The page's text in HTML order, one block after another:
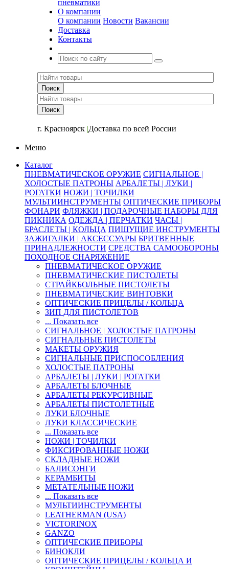
пневматики
О компании
О компании Новости Вакансии
Доставка
Контакты
г. Красноярск |Доставка по всей России
Меню
Каталог
ПНЕВМАТИЧЕСКОЕ ОРУЖИЕ СИГНАЛЬНОЕ |
ХОЛОСТЫЕ ПАТРОНЫ АРБАЛЕТЫ | ЛУКИ |
РОГАТКИ НОЖИ | ТОЧИЛКИ
МУЛЬТИИНСТРУМЕНТЫ ОПТИЧЕСКИЕ ПРИБОРЫ
ФОНАРИ ФЛЯЖКИ | ПОДАРОЧНЫЕ НАБОРЫ ДЛЯ
ПИКНИКА ОДЕЖДА | ПЕРЧАТКИ ЧАСЫ |
БРАСЛЕТЫ | КОЛЬЦА ПИШУЩИЕ ИНСТРУМЕНТЫ
ЗАЖИГАЛКИ | АКСЕССУАРЫ БРИТВЕННЫЕ
ПРИНАДЛЕЖНОСТИ СРЕДСТВА САМООБОРОНЫ
ПОХОДНОЕ СНАРЯЖЕНИЕ
ПНЕВМАТИЧЕСКОЕ ОРУЖИЕ
ПНЕВМАТИЧЕСКИЕ ПИСТОЛЕТЫ
СТРАЙКБОЛЬНЫЕ ПИСТОЛЕТЫ
ПНЕВМАТИЧЕСКИЕ ВИНТОВКИ
ОПТИЧЕСКИЕ ПРИЦЕЛЫ / КОЛЬЦА
ЗИП ДЛЯ ПИСТОЛЕТОВ
... Показать все
СИГНАЛЬНОЕ | ХОЛОСТЫЕ ПАТРОНЫ
СИГНАЛЬНЫЕ ПИСТОЛЕТЫ
МАКЕТЫ ОРУЖИЯ
СИГНАЛЬНЫЕ ПРИСПОСОБЛЕНИЯ
ХОЛОСТЫЕ ПАТРОНЫ
АРБАЛЕТЫ | ЛУКИ | РОГАТКИ
АРБАЛЕТЫ БЛОЧНЫЕ
АРБАЛЕТЫ РЕКУРСИВНЫЕ
АРБАЛЕТЫ ПИСТОЛЕТНЫЕ
ЛУКИ БЛОЧНЫЕ
ЛУКИ КЛАССИЧЕСКИЕ
... Показать все
НОЖИ | ТОЧИЛКИ
ФИКСИРОВАННЫЕ НОЖИ
СКЛАДНЫЕ НОЖИ
БАЛИСОНГИ
КЕРАМБИТЫ
МЕТАТЕЛЬНЫЕ НОЖИ
... Показать все
МУЛЬТИИНСТРУМЕНТЫ
LEATHERMAN (USA)
VICTORINOX
GANZO
ОПТИЧЕСКИЕ ПРИБОРЫ
БИНОКЛИ
ОПТИЧЕСКИЕ ПРИЦЕЛЫ / КОЛЬЦА И